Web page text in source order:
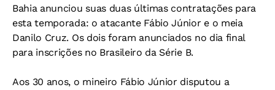
Bahia anunciou suas duas últimas contratações para
esta temporada: o atacante Fábio Júnior e o meia
Danilo Cruz. Os dois foram anunciados no dia final
para inscrições no Brasileiro da Série B.
Aos 30 anos, o mineiro Fábio Júnior disputou a